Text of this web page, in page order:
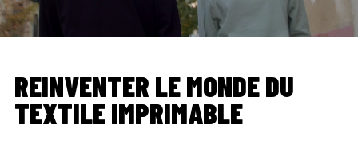
REINVENTER LE MONDE DU
TEXTILE IMPRIMABLE